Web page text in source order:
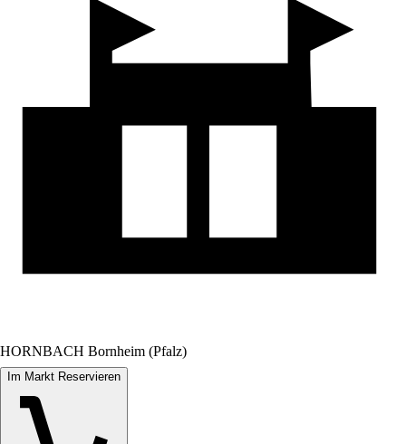
HORNBACH Bornheim (Pfalz)
Im Markt Reservieren